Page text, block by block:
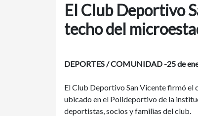
El Club Deportivo
techo del
DEPORTES / COMUNIDAD -25 de
El Club Deportivo San Vicente firmó
ubicado en el Polideportivo de la
deportistas, socios y familias del club.